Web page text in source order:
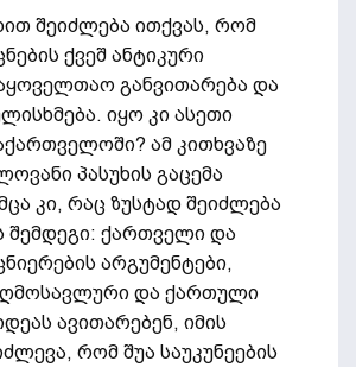
შეიძლება ითქვას, რომ
ქვეშ ანტიკური
განვითარება და
იყო კი ასეთი
ამ კითხვაზე
პასუხის გაცემა
კი, რაც ზუსტად შეიძლება
შემდეგი: ქართველი და
არგუმენტები,
და ქართული
ავითარებენ, იმის
რომ შუა საუკუნეების